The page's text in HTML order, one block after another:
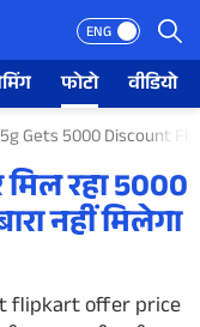
ENG
फोटो वीडियो
Gets 5000 Discount
रहा 5000
नहीं मिलेगा
flipkart offer price